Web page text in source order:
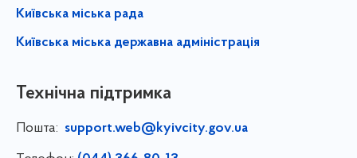
Київська міська рада
Київська міська державна адміністрація
Технічна підтримка
Пошта: support.web@kyivcity.gov.ua